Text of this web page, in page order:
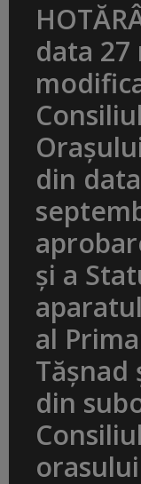
data 27
din
și a
al
Tășnad
din